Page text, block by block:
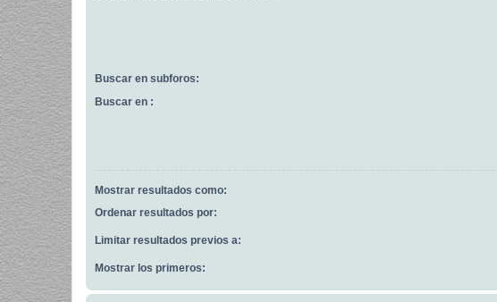
Buscar en subforos:
Buscar en :
Mostrar resultados como:
Ordenar resultados por:
Limitar resultados previos a:
Mostrar los primeros: